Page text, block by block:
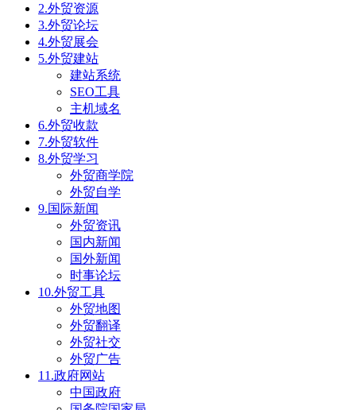
2.外贸资源
3.外贸论坛
4.外贸展会
5.外贸建站
建站系统
SEO工具
主机域名
6.外贸收款
7.外贸软件
8.外贸学习
外贸商学院
外贸自学
9.国际新闻
外贸资讯
国内新闻
国外新闻
时事论坛
10.外贸工具
外贸地图
外贸翻译
外贸社交
外贸广告
11.政府网站
中国政府